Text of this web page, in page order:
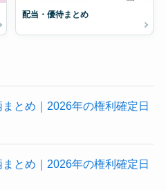
配当・優待まとめ
とめ｜2026年の権利確定日
とめ｜2026年の権利確定日